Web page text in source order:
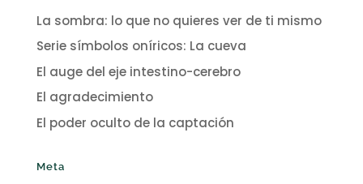
La sombra: lo que no quieres ver de ti mismo
Serie símbolos oníricos: La cueva
El auge del eje intestino-cerebro
El agradecimiento
El poder oculto de la captación
Meta